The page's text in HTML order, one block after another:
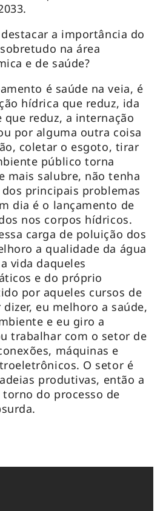
a importância do
na área
e de saúde?
é saúde na veia, é
hídrica que reduz, ida
que reduz, a internação
por alguma outra coisa
coletar o esgoto, tirar
público torna
mais salubre, não tenha
principais problemas
dia é o lançamento de
nos corpos hídricos.
carga de poluição dos
a qualidade da água
vida daqueles
e do próprio
por aqueles cursos de
eu melhoro a saúde,
e eu giro a
trabalhar com o setor de
máquinas e
O setor é
produtivas, então a
do processo de